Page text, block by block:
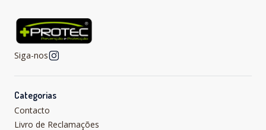
Siga-nos
Categorias
Contacto
Livro de Reclamações